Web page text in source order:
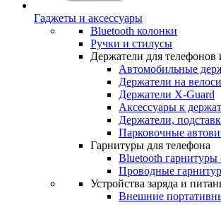
Гаджеты и аксессуары
Bluetooth колонки
Ручки и стилусы
Держатели для телефонов
Автомобильные
Держатели на
Держатели X-Guard
Аксессуары к
Держатели,
Парковочные
Гарнитуры для телефона
Bluetooth гарнитуры
Проводные
Устройства заряда и
Внешние